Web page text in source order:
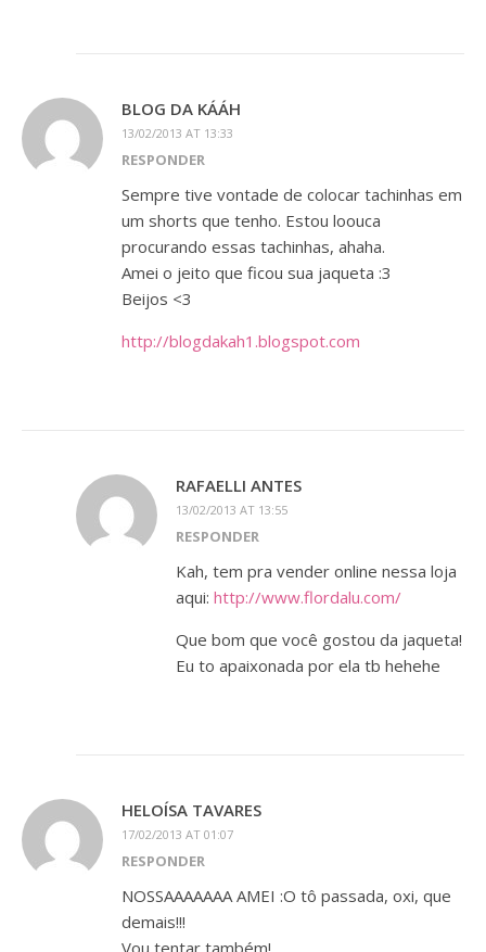
BLOG DA KÁÁH
13/02/2013 AT 13:33
RESPONDER
Sempre tive vontade de colocar tachinhas em
um shorts que tenho. Estou loouca
procurando essas tachinhas, ahaha.
Amei o jeito que ficou sua jaqueta :3
Beijos <3
http://blogdakah1.blogspot.com
RAFAELLI ANTES
13/02/2013 AT 13:55
RESPONDER
Kah, tem pra vender online nessa loja
aqui: http://www.flordalu.com/
Que bom que você gostou da jaqueta!
Eu to apaixonada por ela tb hehehe
HELOÍSA TAVARES
17/02/2013 AT 01:07
RESPONDER
NOSSAAAAAAA AMEI :O tô passada, oxi, que
demais!!!
Vou tentar também!